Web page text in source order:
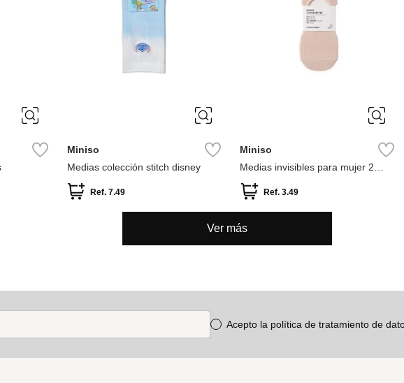
Miniso
Medias colección stitch disney
Ref.7.49
Miniso
Medias invisibles para mujer 2
Ref. 3.49
Ver más
Acepto la política de tratamiento de